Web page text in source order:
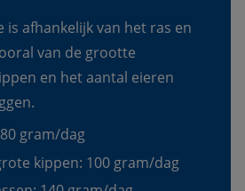
is afhankelijk van het ras en
van de grootte
en het aantal eieren
gram/dag
kippen: 100 gram/dag